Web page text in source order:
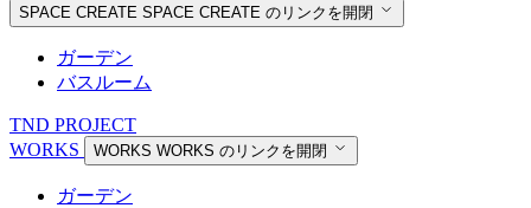
SPACE CREATE SPACE CREATE のリンクを開閉
ガーデン
バスルーム
TND PROJECT
WORKS
WORKS WORKS のリンクを開閉
ガーデン